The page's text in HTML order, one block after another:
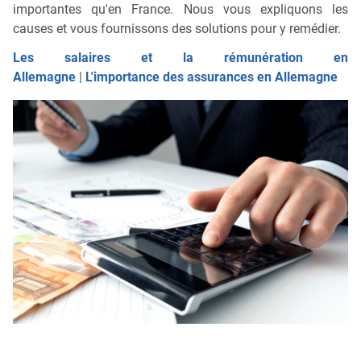
importantes qu'en France. Nous vous expliquons les
causes et vous fournissons des solutions pour y remédier.
Les salaires et la rémunération en
Allemagne | L'importance des assurances en Allemagne